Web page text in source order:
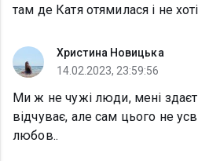
там де Катя отямилася і не
Христина Новицька
14.02.2023, 23:59:56
Ми ж не чужі люди, мені
відчуває, але сам цього не
любов..